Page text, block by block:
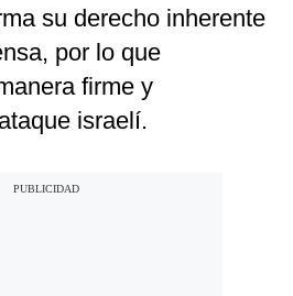
su derecho inherente
por lo que
firme y
israelí.